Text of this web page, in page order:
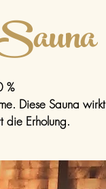
%
Diese Sauna wirkt
die Erholung.